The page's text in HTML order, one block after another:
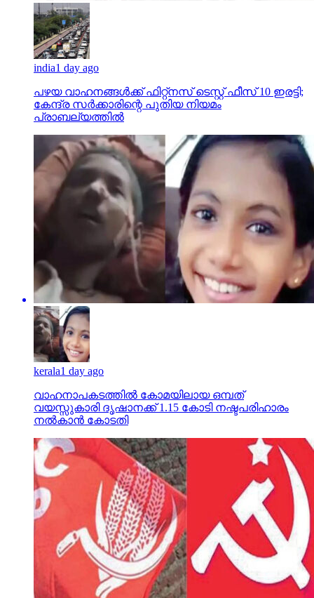
india1 day ago
പഴയ വാഹനങ്ങള്‍ക്ക് ഫിറ്റ്‌നസ് ടെസ്റ്റ് ഫീസ് 10 ഇരട്ടി;
കേന്ദ്ര സര്‍ക്കാരിന്റെ പുതിയ നിയമം
പ്രാബല്യത്തില്‍
kerala1 day ago
വാഹനാപകടത്തില്‍ കോമയിലായ ഒമ്പത്
വയസ്സുകാരി ദൃഷാനക്ക് 1.15 കോടി നഷ്ടപരിഹാരം
നല്‍കാന്‍ കോടതി